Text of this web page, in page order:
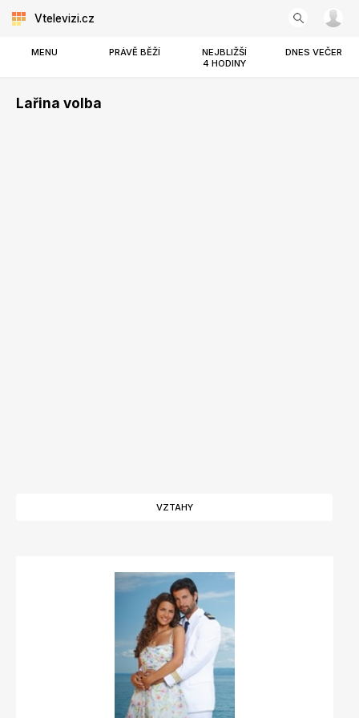
Vtelevizi.cz
MENU PRÁVĚ BĚŽÍ
NEJBLIŽŠÍ
4 HODINY
DNES VEČER
Lařina volba
VZTAHY